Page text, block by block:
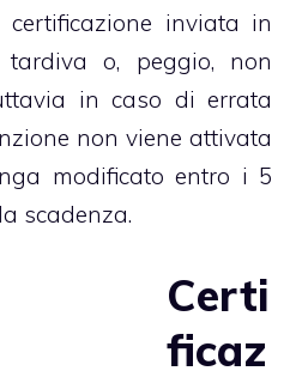
inviata in
o, peggio, non
in caso di errata
non viene attivata
modificato entro i 5
scadenza.
Certi
ficaz